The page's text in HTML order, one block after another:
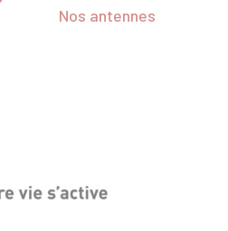
Nos antennes